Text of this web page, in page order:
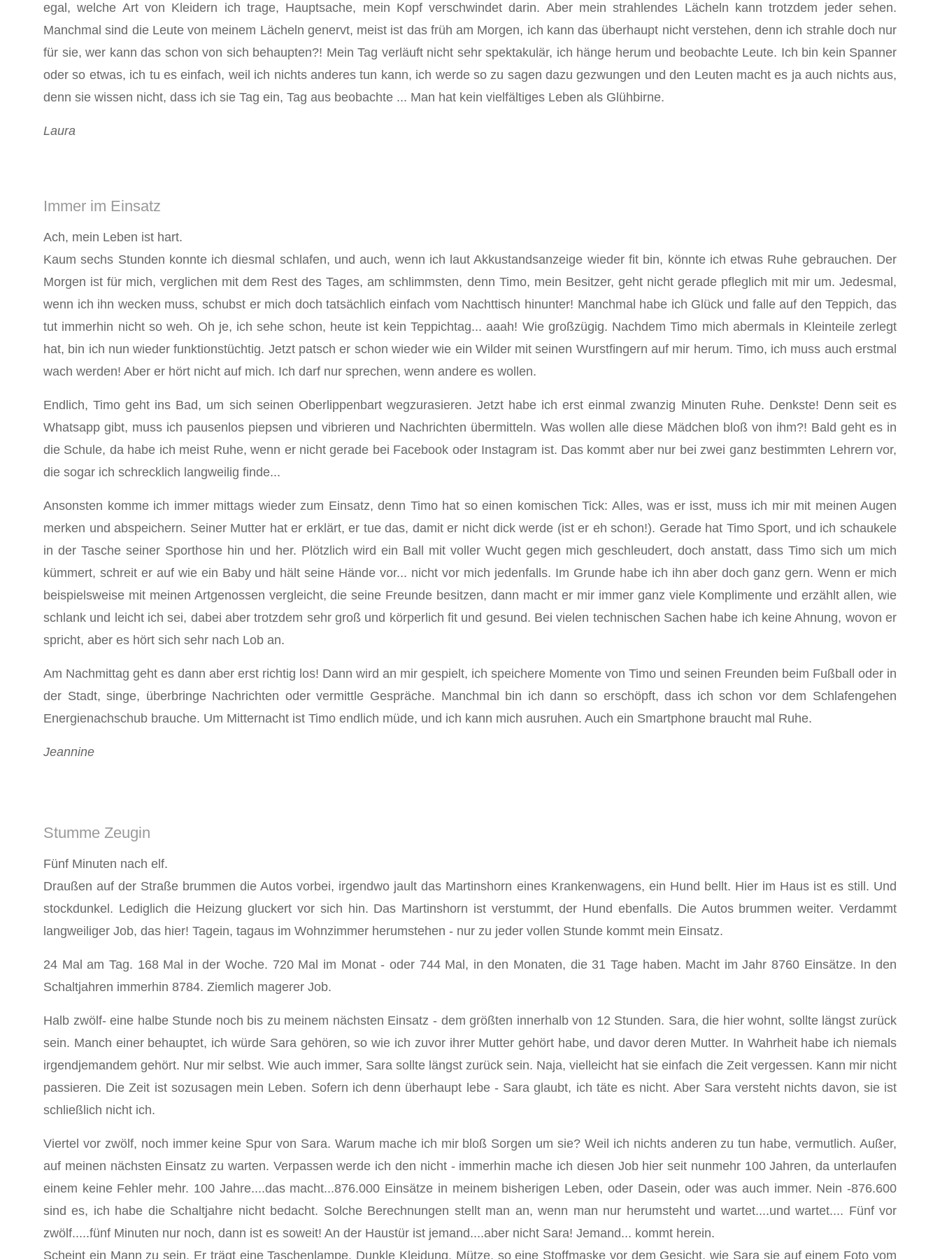
egal, welche Art von Kleidern ich trage, Hauptsache, mein Kopf verschwindet darin. Aber mein strahlendes Lächeln kann trotzdem jeder sehen.
Manchmal sind die Leute von meinem Lächeln genervt, meist ist das früh am Morgen, ich kann das überhaupt nicht verstehen, denn ich strahle doch nur
für sie, wer kann das schon von sich behaupten?! Mein Tag verläuft nicht sehr spektakulär, ich hänge herum und beobachte Leute. Ich bin kein Spanner
oder so etwas, ich tu es einfach, weil ich nichts anderes tun kann, ich werde so zu sagen dazu gezwungen und den Leuten macht es ja auch nichts aus,
denn sie wissen nicht, dass ich sie Tag ein, Tag aus beobachte ... Man hat kein vielfältiges Leben als Glühbirne.
Laura
Immer im Einsatz
Ach, mein Leben ist hart.
Kaum sechs Stunden konnte ich diesmal schlafen, und auch, wenn ich laut Akkustandsanzeige wieder fit bin, könnte ich etwas Ruhe gebrauchen. Der
Morgen ist für mich, verglichen mit dem Rest des Tages, am schlimmsten, denn Timo, mein Besitzer, geht nicht gerade pfleglich mit mir um. Jedesmal,
wenn ich ihn wecken muss, schubst er mich doch tatsächlich einfach vom Nachttisch hinunter! Manchmal habe ich Glück und falle auf den Teppich, das
tut immerhin nicht so weh. Oh je, ich sehe schon, heute ist kein Teppichtag... aaah! Wie großzügig. Nachdem Timo mich abermals in Kleinteile zerlegt
hat, bin ich nun wieder funktionstüchtig. Jetzt patsch er schon wieder wie ein Wilder mit seinen Wurstfingern auf mir herum. Timo, ich muss auch erstmal
wach werden! Aber er hört nicht auf mich. Ich darf nur sprechen, wenn andere es wollen.
Endlich, Timo geht ins Bad, um sich seinen Oberlippenbart wegzurasieren. Jetzt habe ich erst einmal zwanzig Minuten Ruhe. Denkste! Denn seit es
Whatsapp gibt, muss ich pausenlos piepsen und vibrieren und Nachrichten übermitteln. Was wollen alle diese Mädchen bloß von ihm?! Bald geht es in
die Schule, da habe ich meist Ruhe, wenn er nicht gerade bei Facebook oder Instagram ist. Das kommt aber nur bei zwei ganz bestimmten Lehrern vor,
die sogar ich schrecklich langweilig finde...
Ansonsten komme ich immer mittags wieder zum Einsatz, denn Timo hat so einen komischen Tick: Alles, was er isst, muss ich mir mit meinen Augen
merken und abspeichern. Seiner Mutter hat er erklärt, er tue das, damit er nicht dick werde (ist er eh schon!). Gerade hat Timo Sport, und ich schaukele
in der Tasche seiner Sporthose hin und her. Plötzlich wird ein Ball mit voller Wucht gegen mich geschleudert, doch anstatt, dass Timo sich um mich
kümmert, schreit er auf wie ein Baby und hält seine Hände vor... nicht vor mich jedenfalls. Im Grunde habe ich ihn aber doch ganz gern. Wenn er mich
beispielsweise mit meinen Artgenossen vergleicht, die seine Freunde besitzen, dann macht er mir immer ganz viele Komplimente und erzählt allen, wie
schlank und leicht ich sei, dabei aber trotzdem sehr groß und körperlich fit und gesund. Bei vielen technischen Sachen habe ich keine Ahnung, wovon er
spricht, aber es hört sich sehr nach Lob an.
Am Nachmittag geht es dann aber erst richtig los! Dann wird an mir gespielt, ich speichere Momente von Timo und seinen Freunden beim Fußball oder in
der Stadt, singe, überbringe Nachrichten oder vermittle Gespräche. Manchmal bin ich dann so erschöpft, dass ich schon vor dem Schlafengehen
Energienachschub brauche. Um Mitternacht ist Timo endlich müde, und ich kann mich ausruhen. Auch ein Smartphone braucht mal Ruhe.
Jeannine
Stumme Zeugin
Fünf Minuten nach elf.
Draußen auf der Straße brummen die Autos vorbei, irgendwo jault das Martinshorn eines Krankenwagens, ein Hund bellt. Hier im Haus ist es still. Und
stockdunkel. Lediglich die Heizung gluckert vor sich hin. Das Martinshorn ist verstummt, der Hund ebenfalls. Die Autos brummen weiter. Verdammt
langweiliger Job, das hier! Tagein, tagaus im Wohnzimmer herumstehen - nur zu jeder vollen Stunde kommt mein Einsatz.
24 Mal am Tag. 168 Mal in der Woche. 720 Mal im Monat - oder 744 Mal, in den Monaten, die 31 Tage haben. Macht im Jahr 8760 Einsätze. In den
Schaltjahren immerhin 8784. Ziemlich magerer Job.
Halb zwölf- eine halbe Stunde noch bis zu meinem nächsten Einsatz - dem größten innerhalb von 12 Stunden. Sara, die hier wohnt, sollte längst zurück
sein. Manch einer behauptet, ich würde Sara gehören, so wie ich zuvor ihrer Mutter gehört habe, und davor deren Mutter. In Wahrheit habe ich niemals
irgendjemandem gehört. Nur mir selbst. Wie auch immer, Sara sollte längst zurück sein. Naja, vielleicht hat sie einfach die Zeit vergessen. Kann mir nicht
passieren. Die Zeit ist sozusagen mein Leben. Sofern ich denn überhaupt lebe - Sara glaubt, ich täte es nicht. Aber Sara versteht nichts davon, sie ist
schließlich nicht ich.
Viertel vor zwölf, noch immer keine Spur von Sara. Warum mache ich mir bloß Sorgen um sie? Weil ich nichts anderen zu tun habe, vermutlich. Außer,
auf meinen nächsten Einsatz zu warten. Verpassen werde ich den nicht - immerhin mache ich diesen Job hier seit nunmehr 100 Jahren, da unterlaufen
einem keine Fehler mehr. 100 Jahre....das macht...876.000 Einsätze in meinem bisherigen Leben, oder Dasein, oder was auch immer. Nein -876.600
sind es, ich habe die Schaltjahre nicht bedacht. Solche Berechnungen stellt man an, wenn man nur herumsteht und wartet....und wartet.... Fünf vor
zwölf.....fünf Minuten nur noch, dann ist es soweit! An der Haustür ist jemand....aber nicht Sara! Jemand... kommt herein.
Scheint ein Mann zu sein. Er trägt eine Taschenlampe. Dunkle Kleidung, Mütze, so eine Stoffmaske vor dem Gesicht, wie Sara sie auf einem Foto vom